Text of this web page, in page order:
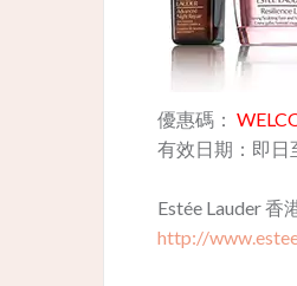
優惠碼：
有效日期：即日
Estée Lauder 香
http://